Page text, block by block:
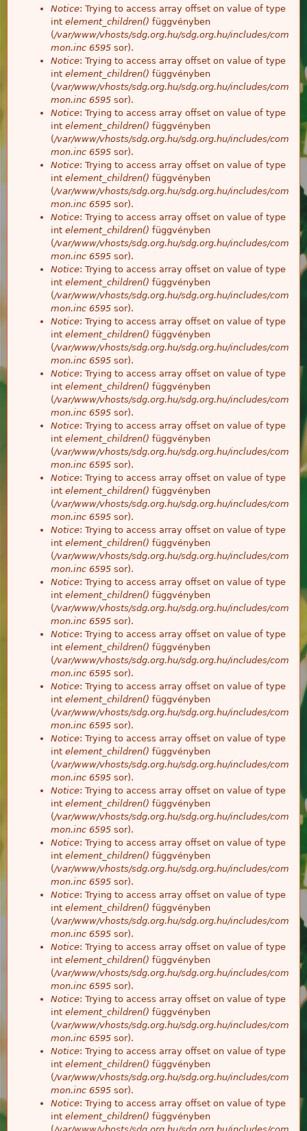
Notice: Trying to access array offset on value of type
int element_children() függvényben
(/var/www/vhosts/sdg.org.hu/sdg.org.hu/includes/com
mon.inc 6595 sor).
Notice: Trying to access array offset on value of type
int element_children() függvényben
(/var/www/vhosts/sdg.org.hu/sdg.org.hu/includes/com
mon.inc 6595 sor).
Notice: Trying to access array offset on value of type
int element_children() függvényben
(/var/www/vhosts/sdg.org.hu/sdg.org.hu/includes/com
mon.inc 6595 sor).
Notice: Trying to access array offset on value of type
int element_children() függvényben
(/var/www/vhosts/sdg.org.hu/sdg.org.hu/includes/com
mon.inc 6595 sor).
Notice: Trying to access array offset on value of type
int element_children() függvényben
(/var/www/vhosts/sdg.org.hu/sdg.org.hu/includes/com
mon.inc 6595 sor).
Notice: Trying to access array offset on value of type
int element_children() függvényben
(/var/www/vhosts/sdg.org.hu/sdg.org.hu/includes/com
mon.inc 6595 sor).
Notice: Trying to access array offset on value of type
int element_children() függvényben
(/var/www/vhosts/sdg.org.hu/sdg.org.hu/includes/com
mon.inc 6595 sor).
Notice: Trying to access array offset on value of type
int element_children() függvényben
(/var/www/vhosts/sdg.org.hu/sdg.org.hu/includes/com
mon.inc 6595 sor).
Notice: Trying to access array offset on value of type
int element_children() függvényben
(/var/www/vhosts/sdg.org.hu/sdg.org.hu/includes/com
mon.inc 6595 sor).
Notice: Trying to access array offset on value of type
int element_children() függvényben
(/var/www/vhosts/sdg.org.hu/sdg.org.hu/includes/com
mon.inc 6595 sor).
Notice: Trying to access array offset on value of type
int element_children() függvényben
(/var/www/vhosts/sdg.org.hu/sdg.org.hu/includes/com
mon.inc 6595 sor).
Notice: Trying to access array offset on value of type
int element_children() függvényben
(/var/www/vhosts/sdg.org.hu/sdg.org.hu/includes/com
mon.inc 6595 sor).
Notice: Trying to access array offset on value of type
int element_children() függvényben
(/var/www/vhosts/sdg.org.hu/sdg.org.hu/includes/com
mon.inc 6595 sor).
Notice: Trying to access array offset on value of type
int element_children() függvényben
(/var/www/vhosts/sdg.org.hu/sdg.org.hu/includes/com
mon.inc 6595 sor).
Notice: Trying to access array offset on value of type
int element_children() függvényben
(/var/www/vhosts/sdg.org.hu/sdg.org.hu/includes/com
mon.inc 6595 sor).
Notice: Trying to access array offset on value of type
int element_children() függvényben
(/var/www/vhosts/sdg.org.hu/sdg.org.hu/includes/com
mon.inc 6595 sor).
Notice: Trying to access array offset on value of type
int element_children() függvényben
(/var/www/vhosts/sdg.org.hu/sdg.org.hu/includes/com
mon.inc 6595 sor).
Notice: Trying to access array offset on value of type
int element_children() függvényben
(/var/www/vhosts/sdg.org.hu/sdg.org.hu/includes/com
mon.inc 6595 sor).
Notice: Trying to access array offset on value of type
int element_children() függvényben
(/var/www/vhosts/sdg.org.hu/sdg.org.hu/includes/com
mon.inc 6595 sor).
Notice: Trying to access array offset on value of type
int element_children() függvényben
(/var/www/vhosts/sdg.org.hu/sdg.org.hu/includes/com
mon.inc 6595 sor).
Notice: Trying to access array offset on value of type
int element_children() függvényben
(/var/www/vhosts/sdg.org.hu/sdg.org.hu/includes/com
mon.inc 6595 sor).
Notice: Trying to access array offset on value of type
int element_children() függvényben